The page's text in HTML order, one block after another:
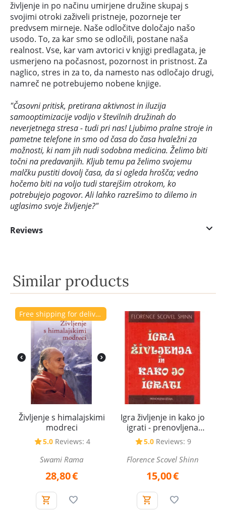
življenje in po načinu umirjene družine skupaj s
svojimi otroki zaživeli pristneje, pozorneje ter
predvsem mirneje. Naše odločitve določajo našo
usodo. To, za kar smo se odločili, postane naša
realnost. Vse, kar vam avtorici v knjigi predlagata, je
usmerjeno na počasnost, pozornost in pristnost. Za
naglico, stres in za to, da namesto nas odločajo drugi,
namreč ne potrebujemo nobene knjige.
"Časovni pritisk, pretirana aktivnost in iluzija
samooptimizacije vodijo v številnih družinah do
neverjetnega stresa - tudi pri nas! Ljubimo pralne stroje in
pametne telefone in smo od časa do časa hvaležni za
možnosti, ki nam jih nudi sodobna medicina. Želimo biti
točni na predavanjih. Kljub temu pa želimo svojemu
malčku pustiti dovolj časa, da si ogleda hrošča; vedno
hočemo biti na voljo tudi starejšim otrokom, ko
potrebujejo pogovor. Ali lahko razrešimo to dilemo in
uglasimo svoje življenje?"
Reviews
Similar products
Free shipping for delivery to Slovenia.
Življenje s himalajskimi
modreci
5.0 Reviews: 4
Swami Rama
28,80€
Igra življenje in kako jo
igrati - prenovljena
izdaja
5.0 Reviews: 9
Florence Scovel Shinn
15,00€